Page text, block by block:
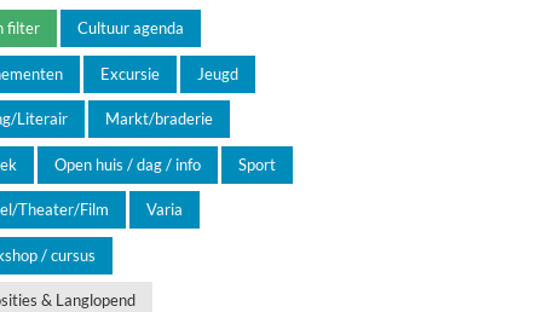
filter Cultuur agenda
Excursie Jeugd
Literair Markt/braderie
Open huis / dag / info Sport
Theater/Film Varia
/ cursus
& Langlopend